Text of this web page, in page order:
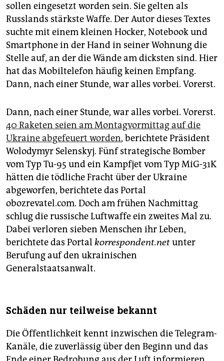
sollen eingesetzt worden sein. Sie gelten als
Russlands stärkste Waffe. Der Autor dieses Textes
suchte mit einem kleinen Hocker, Notebook und
Smartphone in der Hand in seiner Wohnung die
Stelle auf, an der die Wände am dicksten sind. Hier
hat das Mobiltelefon häufig keinen Empfang.
Dann, nach einer Stunde, war alles vorbei. Vorerst.
Dann, nach einer Stunde, war alles vorbei. Vorerst.
40 Raketen seien am Montagvormittag auf die
Ukraine abgefeuert worden, berichtete Präsident
Wolodymyr Selenskyj. Fünf strategische Bomber
vom Typ Tu-95 und ein Kampfjet vom Typ MiG-31K
hätten die tödliche Fracht über der Ukraine
abgeworfen, berichtete das Portal
obozrevatel.com. Doch am frühen Nachmittag
schlug die russische Luftwaffe ein zweites Mal zu.
Dabei verloren sieben Menschen ihr Leben,
berichtete das Portal korrespondent.netunter
Berufung auf den ukrainischen
Generalstaatsanwalt.
Schäden nur teilweise bekannt
Die Öffentlichkeit kennt inzwischen die Telegram-
Kanäle, die zuverlässig über den Beginn und das